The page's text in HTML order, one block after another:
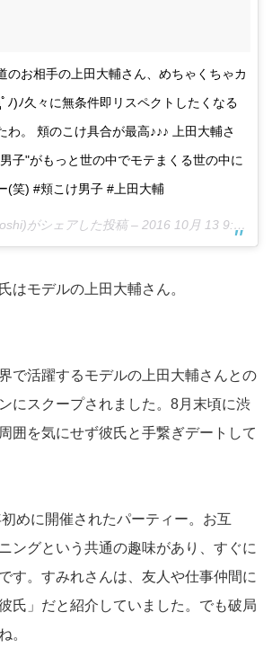
のお相手の上田大輔さん、めちゃくちゃカ
ﾉ)ﾉ久々に無条件即リスペクトしたくなる
わ。 頬のこけ具合が最高♪♪♪ 上田大輔さ
子"がもっと世の中でモテまくる世の中に
(笑) #頬こけ男子 #上田大輔
がシェアした投稿 – 2016 10月 13 9:22午後 PDT
はモデルの上田大輔さん。
で活躍するモデルの上田大輔さんとの
にスクープされました。8月末頃に渋
囲を気にせず彼氏と手繋ぎデートして
めに開催されたパーティー。お互
ングという共通の趣味があり、すぐに
す。すみれさんは、友人や仕事仲間に
氏」だと紹介していました。でも破局
。